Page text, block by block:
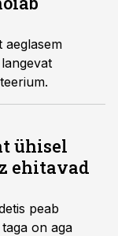
aeglasem
ühisel
ehitavad
peab
on aga